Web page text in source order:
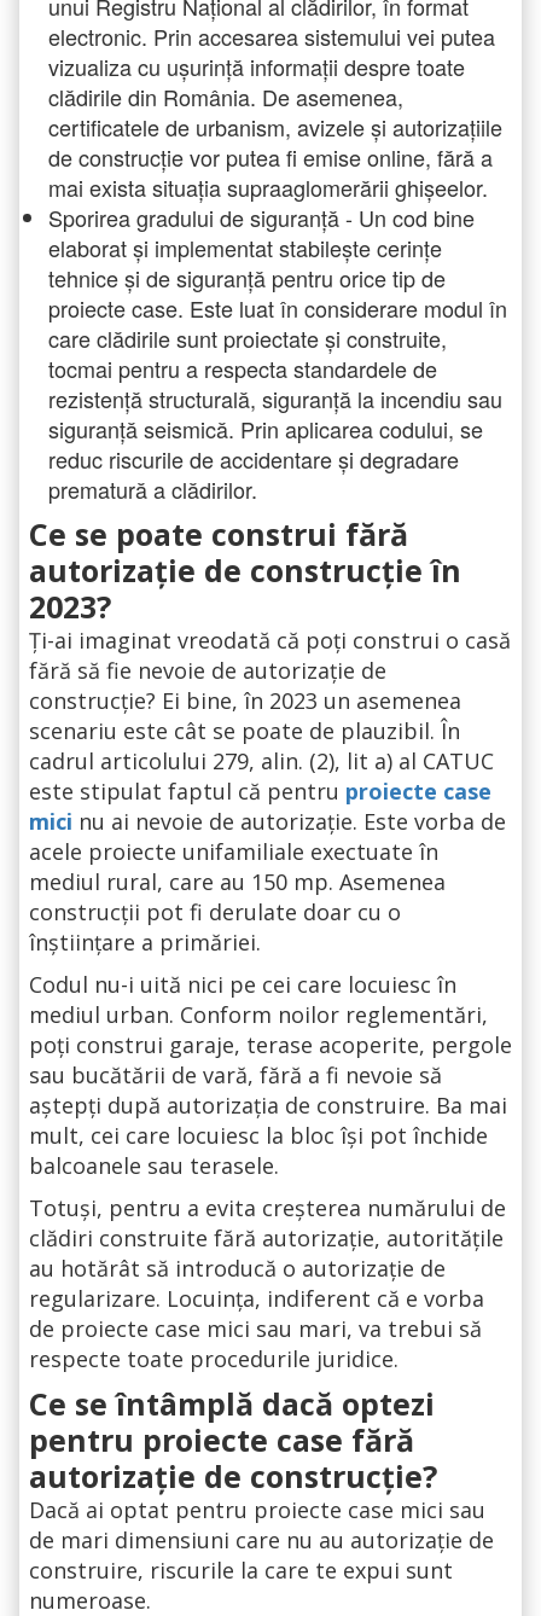
electronic. Prin accesarea sistemului vei putea
vizualiza cu ușurință informații despre toate
clădirile din România. De asemenea,
certificatele de urbanism, avizele și autorizațiile
de construcție vor putea fi emise online, fără a
mai exista situația supraaglomerării ghișeelor.
Sporirea gradului de siguranță - Un cod bine
elaborat și implementat stabilește cerințe
tehnice și de siguranță pentru orice tip de
proiecte case. Este luat în considerare modul în
care clădirile sunt proiectate și construite,
tocmai pentru a respecta standardele de
rezistență structurală, siguranță la incendiu sau
siguranță seismică. Prin aplicarea codului, se
reduc riscurile de accidentare și degradare
prematură a clădirilor.
Ce se poate construi fără
autorizație de construcție în
2023?
Ți-ai imaginat vreodată că poți construi o casă
fără să fie nevoie de autorizație de
construcție? Ei bine, în 2023 un asemenea
scenariu este cât se poate de plauzibil. În
cadrul articolului 279, alin. (2), lit a) al CATUC
este stipulat faptul că pentru proiecte case
mici nu ai nevoie de autorizație. Este vorba de
acele proiecte unifamiliale exectuate în
mediul rural, care au 150 mp. Asemenea
construcții pot fi derulate doar cu o
înștiințare a primăriei.
Codul nu-i uită nici pe cei care locuiesc în
mediul urban. Conform noilor reglementări,
poți construi garaje, terase acoperite, pergole
sau bucătării de vară, fără a fi nevoie să
aștepți după autorizația de construire. Ba mai
mult, cei care locuiesc la bloc își pot închide
balcoanele sau terasele.
Totuși, pentru a evita creșterea numărului de
clădiri construite fără autorizație, autoritățile
au hotărât să introducă o autorizație de
regularizare. Locuința, indiferent că e vorba
de proiecte case mici sau mari, va trebui să
respecte toate procedurile juridice.
Ce se întâmplă dacă optezi
pentru proiecte case fără
autorizație de construcție?
Dacă ai optat pentru proiecte case mici sau
de mari dimensiuni care nu au autorizație de
construire, riscurile la care te expui sunt
numeroase.